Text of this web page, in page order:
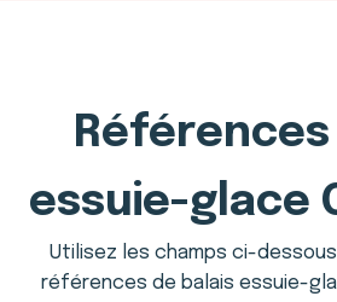
essuie-glace
Utilisez les champs ci-
références de balais essuie-